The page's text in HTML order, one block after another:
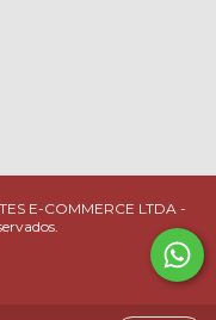
E-COMMERCE LTDA -